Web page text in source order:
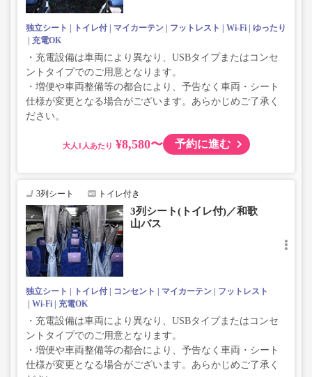
独立シート トイレ付 マイカーテン フットレスト Wi-Fi
ゆったり
充電OK
・充電設備は車両により異なり、USBタイプまたはコンセ
ントタイプでのご用意となります。
・増便や車両整備等の都合により、予告なく車両・シート
仕様が変更となる場合がございます。あらかじめご了承く
ださい。
大人 ¥8,580〜 予約に進む
3列シート トイレ付き
3列シート(トイレ付)／和歌
山バス
独立シート トイレ付 コンセント マイカーテン
フットレスト
Wi-Fi
充電OK
・充電設備は車両により異なり、USBタイプまたはコンセ
ントタイプでのご用意となります。
・増便や車両整備等の都合により、予告なく車両・シート
仕様が変更となる場合がございます。あらかじめご了承く